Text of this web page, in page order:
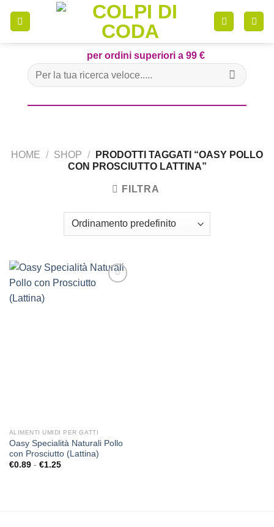
per ordini superiori a 99 €
Cerca:
HOME / SHOP /
PRODOTTI TAGGATI “OASY POLLO
CON PROSCIUTTO LATTINA”
FILTRA
ALIMENTI UMIDI PER GATTI
Oasy Specialità Naturali Pollo
con Prosciutto (Lattina)
€0.89 - €1.25Fascia